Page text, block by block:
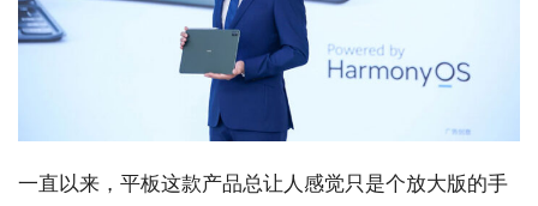
一直以来，平板这款产品总让人感觉只是个放大版的手